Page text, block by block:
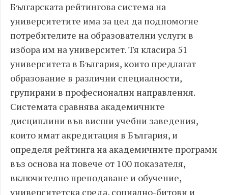
Българската рейтингова система на
университетите има за цел да подпомогне
потребителите на образователни услуги в
избора им на университет. Тя класира 51
университета в България, които предлагат
образование в различни специалности,
групирани в професионални направления.
Системата сравнява академичните
дисциплини във висши учебни заведения,
които имат акредитация в България, и
определя рейтинга на академичните програми
въз основа на повече от 100 показателя,
включително преподаване и обучение,
университетска среда, социално-битови и